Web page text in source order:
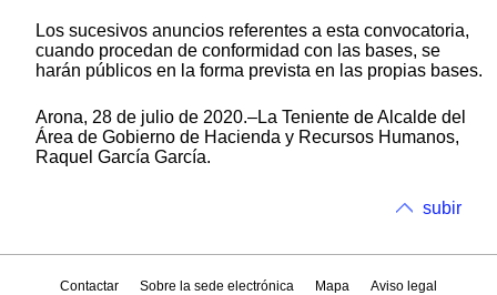
Los sucesivos anuncios referentes a esta convocatoria,
cuando procedan de conformidad con las bases, se
harán públicos en la forma prevista en las propias bases.
Arona, 28 de julio de 2020.–La Teniente de Alcalde del
Área de Gobierno de Hacienda y Recursos Humanos,
Raquel García García.
subir
Contactar Sobre la sede electrónica Mapa
Aviso legal